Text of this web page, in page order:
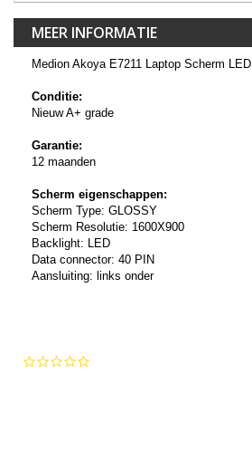
MEER INFORMATIE
Medion Akoya E7211 Laptop Scherm LED
Conditie:
Nieuw A+ grade
Garantie:
12 maanden
Scherm eigenschappen:
Scherm Type: GLOSSY
Scherm Resolutie: 1600X900
Backlight: LED
Data connector: 40 PIN
Aansluiting: links onder